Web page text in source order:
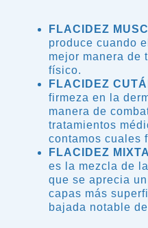
FLACIDEZ
produce cuando
mejor manera de
físico.
FLACIDEZ
firmeza en la
manera de
tratamientos
contamos cuales
FLACIDEZ MIXTA
es la mezcla de
que se aprecia
capas más
bajada notable